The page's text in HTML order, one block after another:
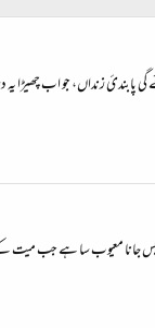
زنداں، جو اب چھیڑا یہ
واپس جانا معیوب سا ہے جب